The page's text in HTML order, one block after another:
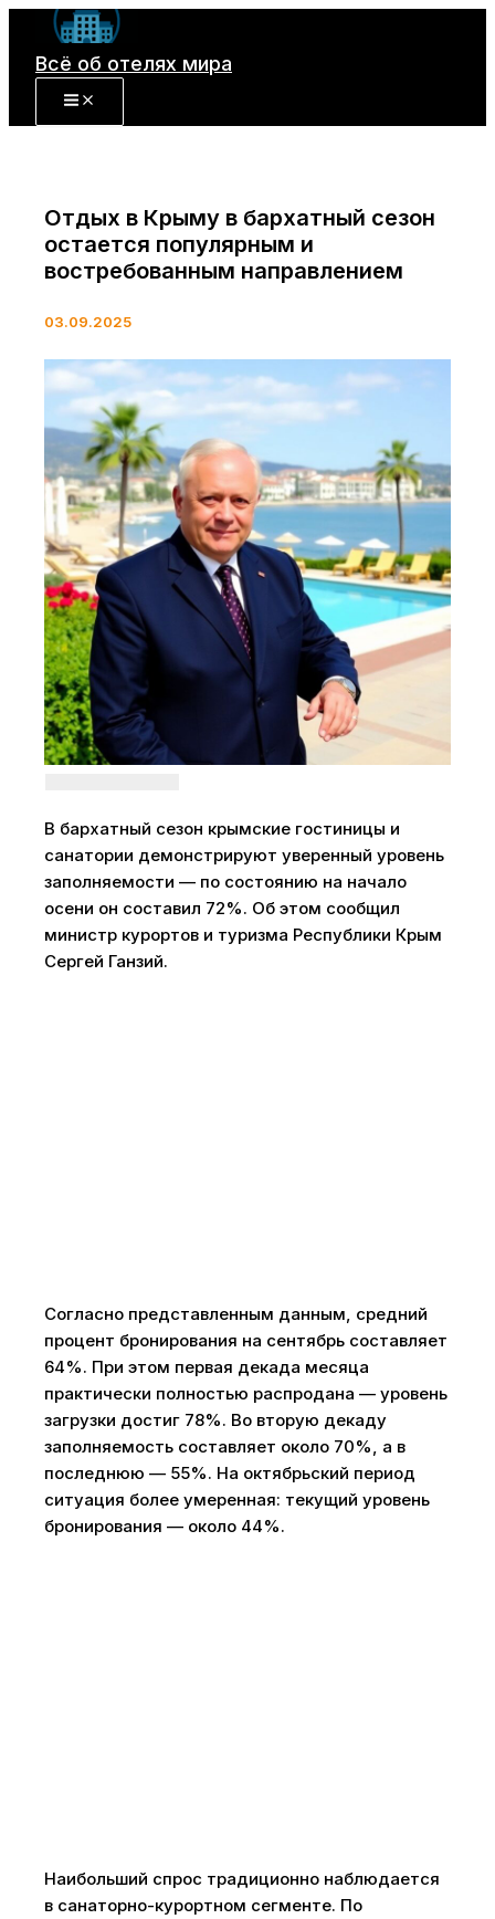
Перейти
содержимому
Всё об отелях мира
Отдых в Крыму в бархатный сезон
остается популярным и
востребованным направлением
03.09.2025
В бархатный сезон крымские гостиницы и
санатории демонстрируют уверенный уровень
заполняемости — по состоянию на начало
осени он составил 72%. Об этом сообщил
министр курортов и туризма Республики Крым
Сергей Ганзий.
Согласно представленным данным, средний
процент бронирования на сентябрь составляет
64%. При этом первая декада месяца
практически полностью распродана — уровень
загрузки достиг 78%. Во вторую декаду
заполняемость составляет около 70%, а в
последнюю — 55%. На октябрьский период
ситуация более умеренная: текущий уровень
бронирования — около 44%.
Наибольший спрос традиционно наблюдается
в санаторно-курортном сегменте. По